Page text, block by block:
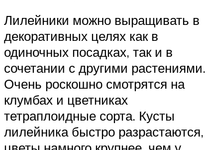
Лилейники можно выращивать в
декоративных целях как в
одиночных посадках, так и в
сочетании с другими растениями.
Очень роскошно смотрятся на
клумбах и цветниках
тетраплоидные сорта. Кусты
лилейника быстро разрастаются,